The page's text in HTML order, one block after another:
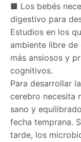
■ Los bebés
digestivo para
Estudios en los
ambiente libre de
más ansiosos y
cognitivos.
Para desarrollar
cerebro necesita
sano y
fecha temprana.
tarde, los